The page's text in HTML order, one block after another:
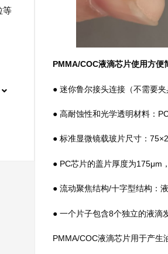
等
PMMA/COC液滴芯片使用方便
● 迷你鲁尔接头连接（不需要
● 高耐蚀性和光学透明材料：
● 标准显微镜载玻片尺寸：
● PC芯片的盖片厚度为175μm
● 流动聚焦结构/十字型结构：
● 一个片子包含8个独立的液滴
PMMA/COC液滴芯片用于产生